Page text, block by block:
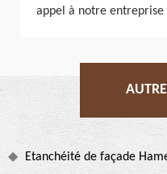
appel à notre entreprise
Etanchéité de façade